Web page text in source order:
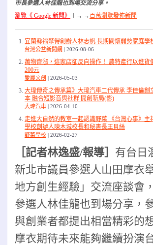
市長參選人林佳龍也到場交流分享。
瀏覽《 Google 新聞》
→ →百萬瀏覽發佈新聞
宜蘭縣福聚得創辦人林志帆 長期關懷弱勢家庭學
台灣公益新聞網 2026-08-06
萬物齊漲，這家店卻反向操作！ 農特產行以進貨
200元
愛農文創 2026-05-03
大瑋傳奇之傳承篇》大瑋汽車二代傳承 李佳倫創
本 融合短影音與社群 開創新局(影)
大瑋汽車 2026-04-10
走進大自然的教室一起認識野菜 《台灣心事》主
學校創辦人陳木城校長和秘書長王貝絲
野菜學校 2026-02-27
［記者林逸盛/報導］ 有台日
新北市議員參選人山田摩衣
地方創生經驗」交流座談會
參選人林佳龍也到場分享，
與創業者都提出相當精彩的
摩衣期待未來能夠繼續扮演